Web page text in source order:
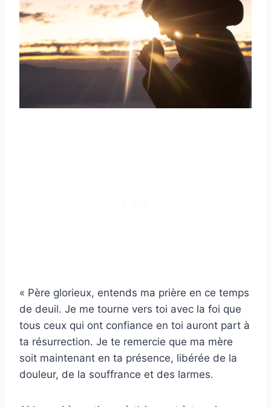
« Père glorieux, entends ma prière en ce temps
de deuil. Je me tourne vers toi avec la foi que
tous ceux qui ont confiance en toi auront part à
ta résurrection. Je te remercie que ma mère
soit maintenant en ta présence, libérée de la
douleur, de la souffrance et des larmes.